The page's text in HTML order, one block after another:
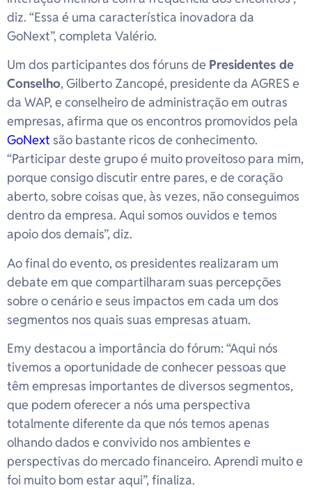
diz. “Essa é uma característica inovadora da
GoNext”, completa Valério.
Um dos participantes dos fóruns de Presidentes de
Conselho, Gilberto Zancopé, presidente da AGRES e
da WAP, e conselheiro de administração em outras
empresas, afirma que os encontros promovidos pela
GoNext são bastante ricos de conhecimento.
“Participar deste grupo é muito proveitoso para mim,
porque consigo discutir entre pares, e de coração
aberto, sobre coisas que, às vezes, não conseguimos
dentro da empresa. Aqui somos ouvidos e temos
apoio dos demais”, diz.
Ao final do evento, os presidentes realizaram um
debate em que compartilharam suas percepções
sobre o cenário e seus impactos em cada um dos
segmentos nos quais suas empresas atuam.
Emy destacou a importância do fórum: “Aqui nós
tivemos a oportunidade de conhecer pessoas que
têm empresas importantes de diversos segmentos,
que podem oferecer a nós uma perspectiva
totalmente diferente da que nós temos apenas
olhando dados e convivido nos ambientes e
perspectivas do mercado financeiro. Aprendi muito e
foi muito bom estar aqui”, finaliza.